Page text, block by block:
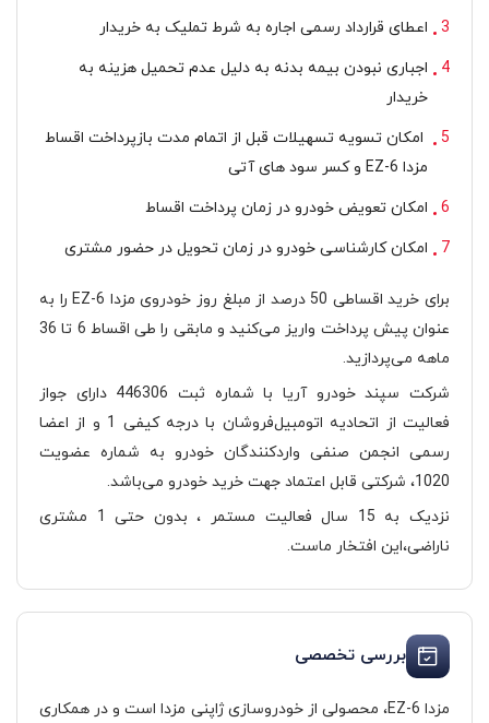
اعطای قرارداد رسمی اجاره به شرط تملیک به خریدار
اجباری نبودن بیمه بدنه به دلیل عدم تحمیل هزینه به
خریدار
امکان تسویه تسهیلات قبل از اتمام مدت بازپرداخت اقساط
مزدا EZ-6 و کسر سود های آتی
امکان تعویض خودرو در زمان پرداخت اقساط
امکان کارشناسی خودرو در زمان تحویل در حضور مشتری
برای خرید اقساطی 50 درصد از مبلغ روز خودروی مزدا EZ-6 را به
عنوان پیش پرداخت واریز می‌کنید و مابقی را طی اقساط 6 تا 36
ماهه می‌پردازید.
شرکت سپند خودرو آریا با شماره ثبت 446306 دارای جواز
فعالیت از اتحادیه اتومبیل‌فروشان با درجه کیفی 1 و از اعضا
رسمی انجمن صنفی واردکنندگان خودرو به شماره عضویت
1020، شرکتی قابل اعتماد جهت خرید خودرو می‌باشد.
نزدیک به 15 سال فعالیت مستمر ، بدون حتی 1 مشتری
ناراضی،این افتخار ماست.
بررسی تخصصی
مزدا EZ-6، محصولی از خودروسازی ژاپنی مزدا است و در همکاری